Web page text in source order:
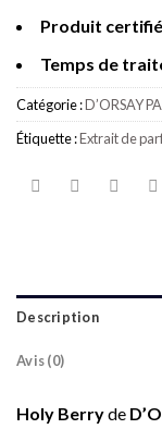
Produit
Temps de
Catégorie :D’ORSAY
Étiquette :Extrait de
Description
Avis (0)
Holy Berryde